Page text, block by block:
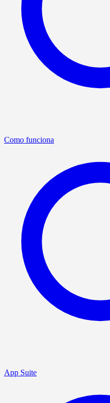
Como funciona
App Suite